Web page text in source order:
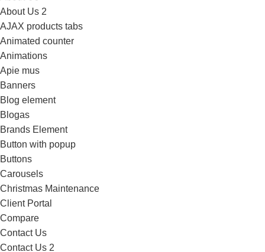
About Us 2
AJAX products tabs
Animated counter
Animations
Apie mus
Banners
Blog element
Blogas
Brands Element
Button with popup
Buttons
Carousels
Christmas Maintenance
Client Portal
Compare
Contact Us
Contact Us 2